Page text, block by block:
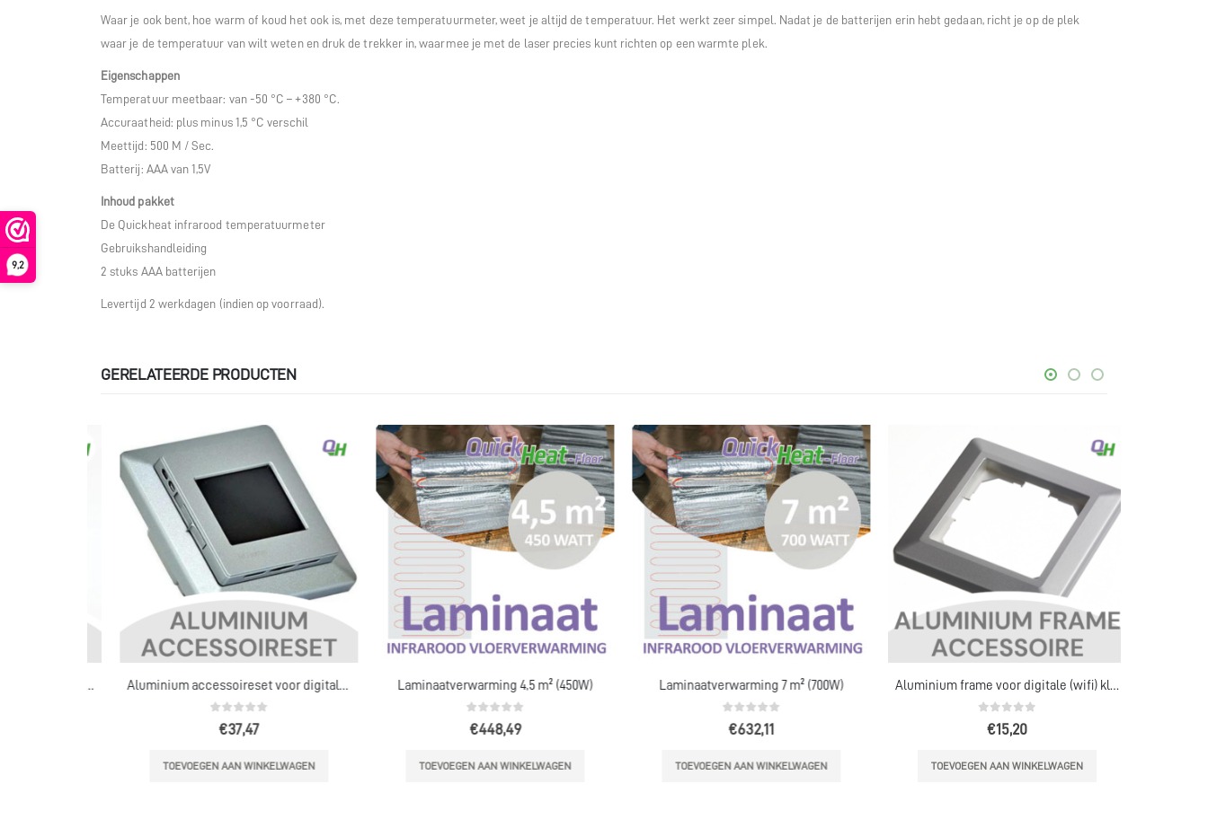
9,2
Waar je ook bent, hoe warm of koud het ook is, met deze temperatuurmeter, weet je altijd de temperatuur. Het werkt zeer simpel. Nadat je de batterijen erin hebt gedaan, richt je op de plek
waar je de temperatuur van wilt weten en druk de trekker in, waarmee je met de laser precies kunt richten op een warmte plek.
Eigenschappen
Temperatuur meetbaar: van -50 °C – +380 °C.
Accuraatheid: plus minus 1,5 °C verschil
Meettijd: 500 M / Sec.
Batterij: AAA van 1,5V
Inhoud pakket
De Quickheat infrarood temperatuurmeter
Gebruikshandleiding
2 stuks AAA batterijen
Levertijd 2 werkdagen (indien op voorraad).
GERELATEERDE PRODUCTEN
Aluminium accessoireset voor digitale (wifi) klokthermostaat
out of 5
37,47
TOEVOEGEN AAN WINKELWAGEN
Laminaatverwarming 4,5 m² (450W)
out of 5
448,49
TOEVOEGEN AAN WINKELWAGEN
Laminaatverwarming 7 m² (700W)
out of 5
632,11
TOEVOEGEN AAN WINKELWAGEN
Aluminium frame voor digitale (wifi) klokthermostaat (niet voor eco thermostaat)
out of 5
15,20
TOEVOEGEN AAN WINKELWAGEN